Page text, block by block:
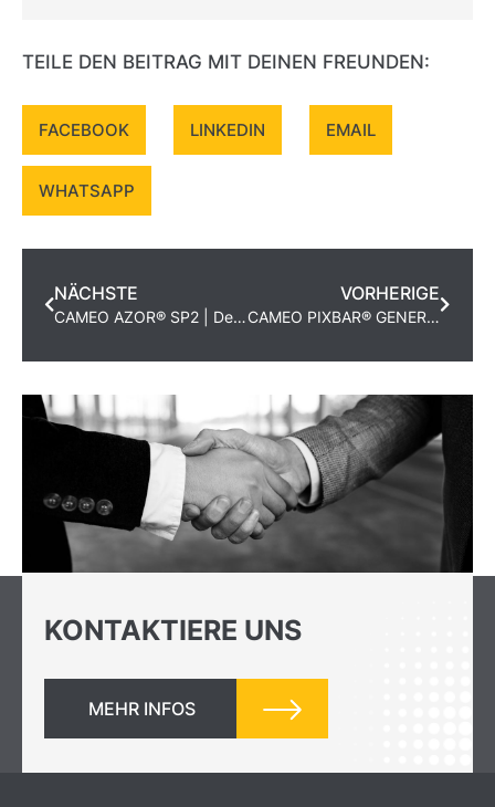
TEILE DEN BEITRAG MIT DEINEN FREUNDEN:
FACEBOOK LINKEDIN EMAIL
WHATSAPP
NÄCHSTE
CAMEO AZOR® SP2 | Der neue Profiler mit motorisierten Framing und stufenlosen CTO
VORHERIGE
CAMEO PIXBAR® GENERATION 2 | Intelligente Funktionen und robustes Design
KONTAKTIERE UNS
MEHR INFOS